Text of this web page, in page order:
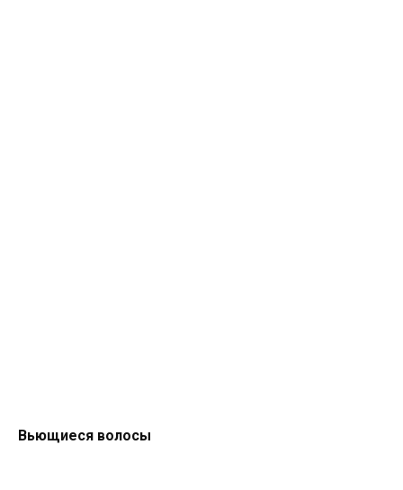
Вьющиеся волосы